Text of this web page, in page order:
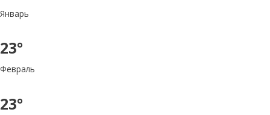
Январь
23°
Февраль
23°